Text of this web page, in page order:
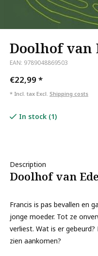
Doolhof van
EAN: 9789048869503
€22,99*
* Incl. tax Excl. Shipping costs
In stock (1)
Description
Doolhof van
Francis is pas bevallen en
jonge moeder. Tot ze
verliest. Wat is er
zien aankomen?